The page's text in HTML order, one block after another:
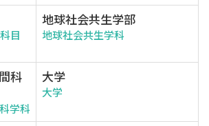
目
地球社会共生学部
地球社会共生学科
科
学科
大学
大学